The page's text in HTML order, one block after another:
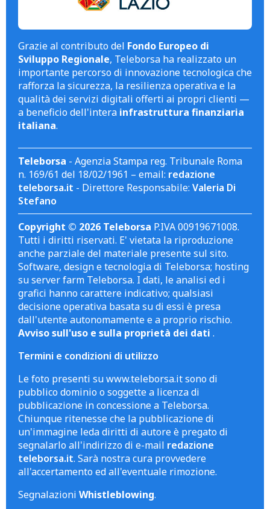
Grazie al contributo del Fondo Europeo di
Sviluppo Regionale, Teleborsa ha realizzato un
importante percorso di innovazione tecnologica che
rafforza la sicurezza, la resilienza operativa e la
qualità dei servizi digitali offerti ai propri clienti —
a beneficio dell'intera infrastruttura finanziaria
italiana.
Teleborsa - Agenzia Stampa reg. Tribunale Roma
n. 169/61 del 18/02/1961 – email: redazione
teleborsa.it - Direttore Responsabile: Valeria Di
Stefano
Copyright © 2026 Teleborsa P.IVA 00919671008.
Tutti i diritti riservati. E' vietata la riproduzione
anche parziale del materiale presente sul sito.
Software, design e tecnologia di Teleborsa; hosting
su server farm Teleborsa. I dati, le analisi ed i
grafici hanno carattere indicativo; qualsiasi
decisione operativa basata su di essi è presa
dall'utente autonomamente e a proprio rischio.
Avviso sull'uso e sulla proprietà dei dati .
Termini e condizioni di utilizzo
Le foto presenti su www.teleborsa.it sono di
pubblico dominio o soggette a licenza di
pubblicazione in concessione a Teleborsa.
Chiunque ritenesse che la pubblicazione di
un'immagine leda diritti di autore è pregato di
segnalarlo all'indirizzo di e-mail redazione
teleborsa.it. Sarà nostra cura provvedere
all'accertamento ed all'eventuale rimozione.
Segnalazioni Whistleblowing.